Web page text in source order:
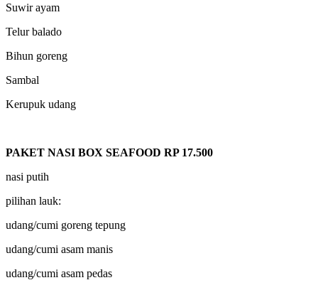
Suwir ayam
Telur balado
Bihun goreng
Sambal
Kerupuk udang
PAKET NASI BOX SEAFOOD RP 17.500
nasi putih
pilihan lauk:
udang/cumi goreng tepung
udang/cumi asam manis
udang/cumi asam pedas